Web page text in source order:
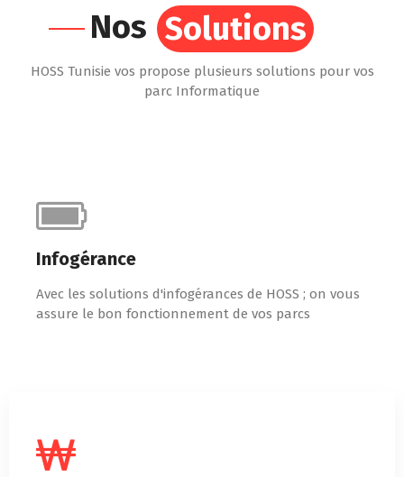
Nos Solutions
HOSS Tunisie vos propose plusieurs solutions pour vos
parc Informatique
Infogérance
Avec les solutions d'infogérances de HOSS ; on vous
assure le bon fonctionnement de vos parcs